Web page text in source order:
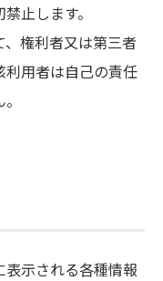
止します。
権利者又は第三者
利用者は自己の責任
示される各種情報